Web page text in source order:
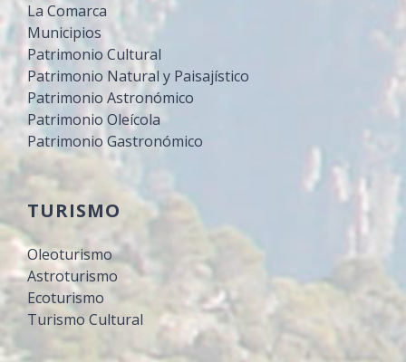
La Comarca
Municipios
Patrimonio Cultural
Patrimonio Natural y Paisajístico
Patrimonio Astronómico
Patrimonio Oleícola
Patrimonio Gastronómico
TURISMO
Oleoturismo
Astroturismo
Ecoturismo
Turismo Cultural